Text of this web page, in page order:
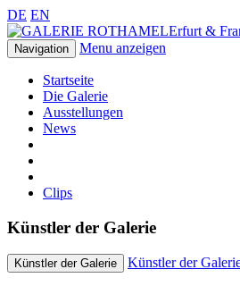
DE EN
Erfurt &
Navigation Menu anzeigen
Startseite
Die Galerie
Ausstellungen
News
Clips
Künstler der Galerie
Künstler der Galerie Künstler der